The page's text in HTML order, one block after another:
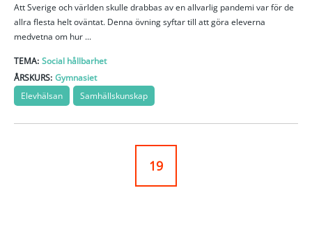
Att Sverige och världen skulle drabbas av en allvarlig pandemi var för de
allra flesta helt oväntat. Denna övning syftar till att göra eleverna
medvetna om hur ...
TEMA: Social hållbarhet
ÅRSKURS: Gymnasiet
Elevhälsan
Samhällskunskap
19